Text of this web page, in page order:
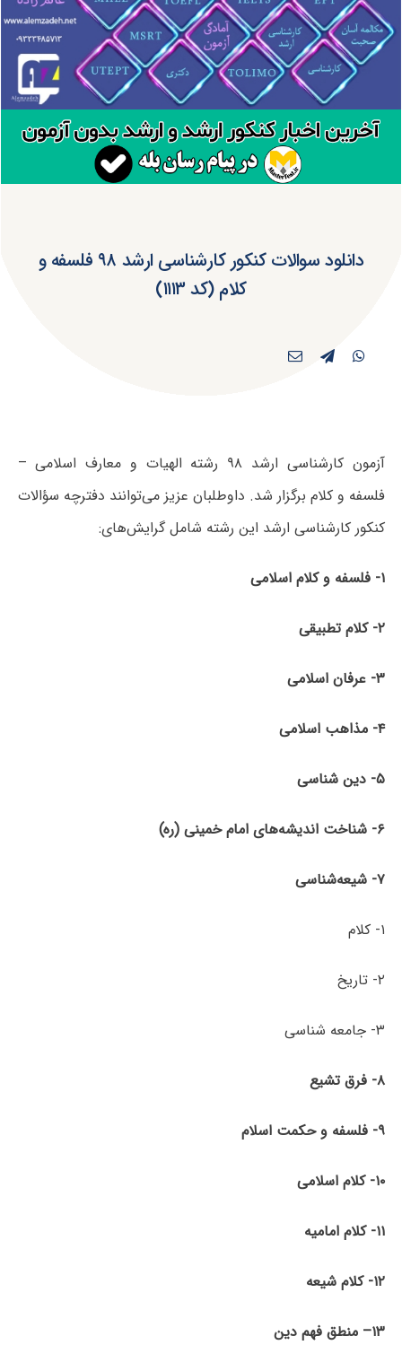
دانلود سوالات کنکور کارشناسی ارشد ۹۸ فلسفه و
کلام (کد ۱۱۱۳)
آزمون کارشناسی ارشد ۹۸ رشته الهیات و معارف اسلامی –
فلسفه و کلام برگزار شد. داوطلبان عزیز می‌توانند دفترچه سؤالات
کنکور کارشناسی ارشد این رشته شامل گرایش‌های:
۱- فلسفه و کلام اسلامی
۲- کلام تطبیقی
۳- عرفان اسلامی
۴- مذاهب اسلامی
۵- دین شناسی
۶- شناخت اندیشه‌­های امام خمینی (ره)
۷- شیعه‌شناسی
۱- کلام
۲- تاریخ
۳- جامعه شناسی
۸- فرق تشیع
۹- فلسفه و حکمت اسلام
۱۰- کلام اسلامی
۱۱- کلام امامیه
۱۲- کلام شیعه
۱۳– منطق فهم دین